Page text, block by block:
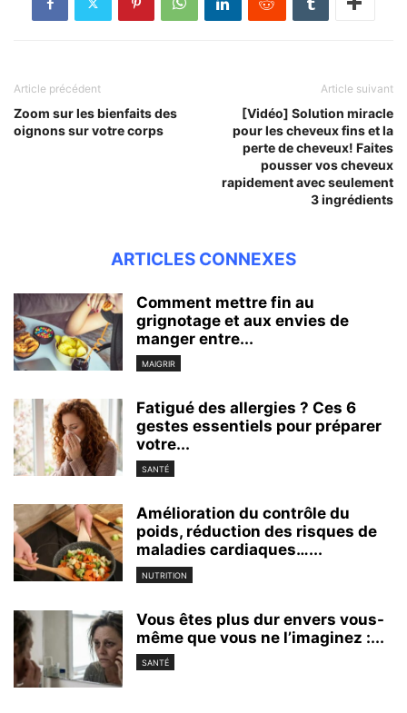
Article précédent
Zoom sur les bienfaits des
oignons sur votre corps
Article suivant
[Vidéo] Solution miracle
pour les cheveux fins et la
perte de cheveux! Faites
pousser vos cheveux
rapidement avec seulement
3 ingrédients
ARTICLES CONNEXES
Comment mettre fin au
grignotage et aux envies de
manger entre...
MAIGRIR
Fatigué des allergies ? Ces 6
gestes essentiels pour préparer
votre...
SANTÉ
Amélioration du contrôle du
poids, réduction des risques de
maladies cardiaques…...
NUTRITION
Vous êtes plus dur envers vous-
même que vous ne l’imaginez :...
SANTÉ